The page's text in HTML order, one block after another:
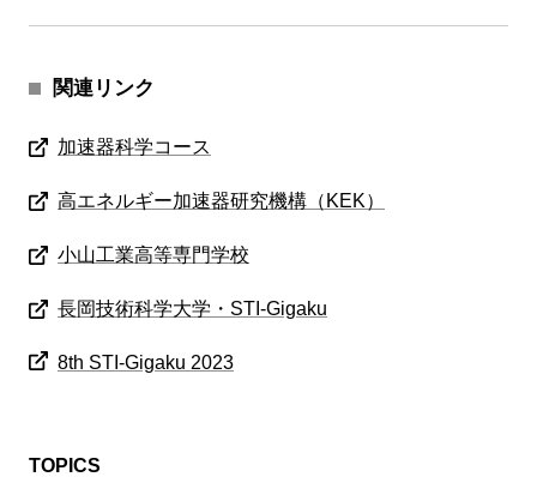
関連リンク
加速器科学コース
高エネルギー加速器研究機構（KEK）
小山工業高等専門学校
長岡技術科学大学・STI-Gigaku
8th STI-Gigaku 2023
TOPICS